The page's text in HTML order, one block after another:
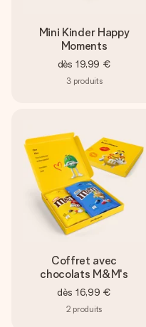
Mini Kinder Happy
Moments
dès 19,99 €
3 produits
Coffret avec
chocolats M&M's
dès 16,99 €
2 produits